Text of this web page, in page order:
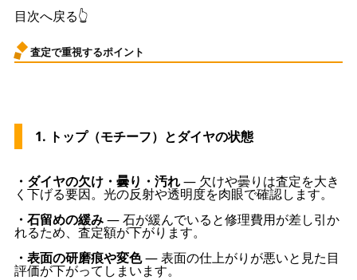
目次へ戻る👆
査定で重視するポイント
1. トップ（モチーフ）とダイヤの状態
・ダイヤの欠け・曇り・汚れ— 欠けや曇りは査定を大き
く下げる要因。光の反射や透明度を肉眼で確認します。
・石留めの緩み— 石が緩んでいると修理費用が差し引か
れるため、査定額が下がります。
・表面の研磨痕や変色— 表面の仕上がりが悪いと見た目
評価が下がってしまいます。